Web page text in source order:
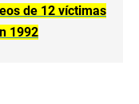
de 12 víctimas
1992